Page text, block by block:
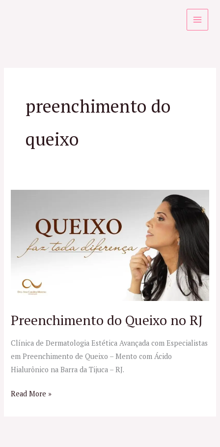
preenchimento do
queixo
Preenchimento do Queixo no RJ
Clínica de Dermatologia Estética Avançada com Especialistas
em Preenchimento de Queixo – Mento com Ácido
Hialurônico na Barra da Tijuca – RJ.
Read More »